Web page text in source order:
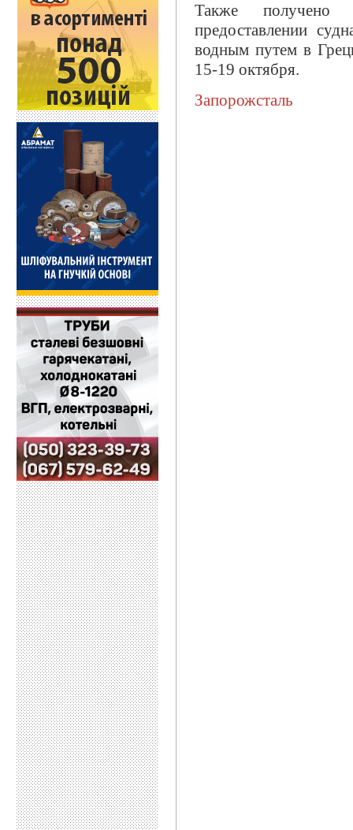
Также получено
предоставлении
водным путем в
15-19 октября.
Запорожсталь